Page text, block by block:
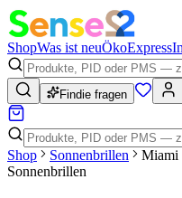
ShopWas ist neuÖkoExpress
Findie fragen
Shop Sonnenbrillen
Miami
Sonnenbrillen